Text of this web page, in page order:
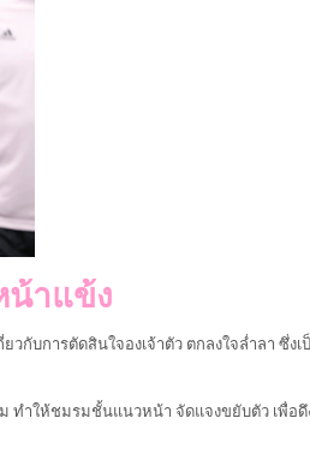
น้าแข้ง
วกับการตัดสินใจองเจ้าตัว ตกลงใจล่ำลา ซึ่งเ
ทำให้ชมรมชั้นแนวหน้า จัดแจงขยับตัว เพื่อ